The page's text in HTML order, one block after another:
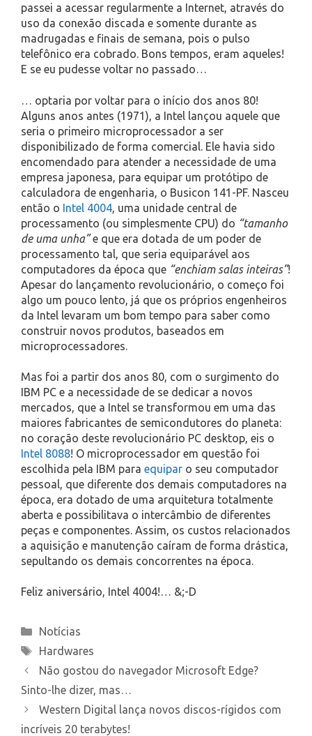
passei a acessar regularmente a Internet, através do
uso da conexão discada e somente durante as
madrugadas e finais de semana, pois o pulso
telefônico era cobrado. Bons tempos, eram aqueles!
E se eu pudesse voltar no passado…
… optaria por voltar para o início dos anos 80!
Alguns anos antes (1971), a Intel lançou aquele que
seria o primeiro microprocessador a ser
disponibilizado de forma comercial. Ele havia sido
encomendado para atender a necessidade de uma
empresa japonesa, para equipar um protótipo de
calculadora de engenharia, o Busicon 141-PF. Nasceu
então o Intel 4004 , uma unidade central de
processamento (ou simplesmente CPU) do “tamanho
de uma unha”e que era dotada de um poder de
processamento tal, que seria equiparável aos
computadores da época que “enchiam salas inteiras”!
Apesar do lançamento revolucionário, o começo foi
algo um pouco lento, já que os próprios engenheiros
da Intel levaram um bom tempo para saber como
construir novos produtos, baseados em
microprocessadores.
Mas foi a partir dos anos 80, com o surgimento do
IBM PC e a necessidade de se dedicar a novos
mercados, que a Intel se transformou em uma das
maiores fabricantes de semicondutores do planeta:
no coração deste revolucionário PC desktop, eis o
Intel 8088! O microprocessador em questão foi
escolhida pela IBM para equipar o seu computador
pessoal, que diferente dos demais computadores na
época, era dotado de uma arquitetura totalmente
aberta e possibilitava o intercâmbio de diferentes
peças e componentes. Assim, os custos relacionados
a aquisição e manutenção caíram de forma drástica,
sepultando os demais concorrentes na época.
Feliz aniversário, Intel 4004!… &;-D
Categories
Notícias
Tags
Hardwares
Não gostou do navegador Microsoft Edge?
Sinto-lhe dizer, mas…
Western Digital lança novos discos-rígidos com
incríveis 20 terabytes!